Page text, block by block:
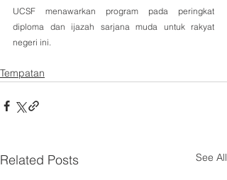
UCSF menawarkan program pada peringkat
diploma dan ijazah sarjana muda untuk rakyat
negeri ini.
Tempatan
Related Posts See All